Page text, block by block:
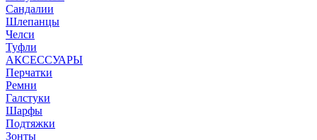
Сандалии
Шлепанцы
Челси
Туфли
АКСЕССУАРЫ
Перчатки
Ремни
Галстуки
Шарфы
Подтяжки
Зонты